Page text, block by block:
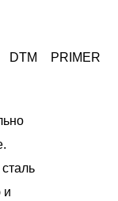
DTM PRIMER
и